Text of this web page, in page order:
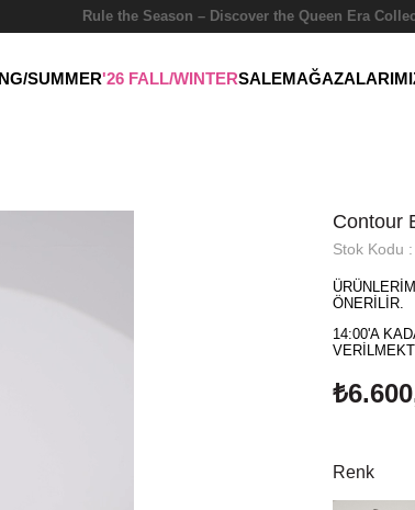
Rule the Season – Discover the Queen Era
SUMMER'26 FALL/WINTERSALE
Contour
Stok Kodu
ÖNERİLİR.
14:00'A
Renk